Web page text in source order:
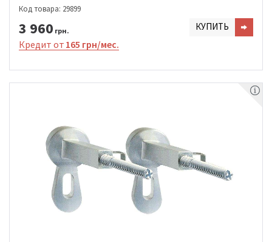
Код товара: 29899
3 960 грн. КУПИТЬ
Кредит от 165 грн/мес.